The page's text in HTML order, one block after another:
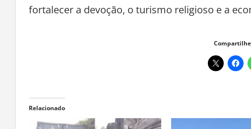
fortalecer a devoção, o turismo religioso e a
Relacionado